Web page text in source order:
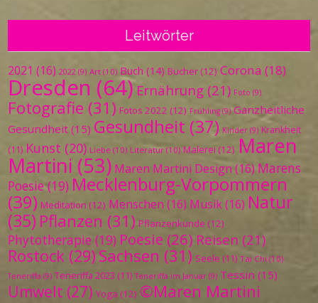
Leitwörter
2021 (16) 2022 (9) Art (10) Buch (14) Bücher (12) Corona (18)
Dresden (64) Ernährung (21) Foto (9)
Fotografie (31) Fotos 2022 (12) Frühling (9) Ganzheitliche
Gesundheit (15) Gesundheit (37) Kinder (9) Krankheit
(11) Kunst (20) Liebe (10) Literatur (10) Malerei (12) Maren
Martini (53) Maren Martini Design (16) Marens
Poesie(19) Mecklenburg-Vorpommern
(39) Meditation (12) Menschen (16) Musik(16) Natur
(35) Pflanzen (31) Pflanzenkunde (12)
Phytotherapie (19) Poesie (26) Reisen (21)
Rostock (29) Sachsen (31) Seele (11) Tai Chi (10)
Teneriffa (9) Teneriffa 2023 (11) Teneriffa im Januar (9) Tessin (15)
Umwelt (27) Yoga (12) ©Maren Martini